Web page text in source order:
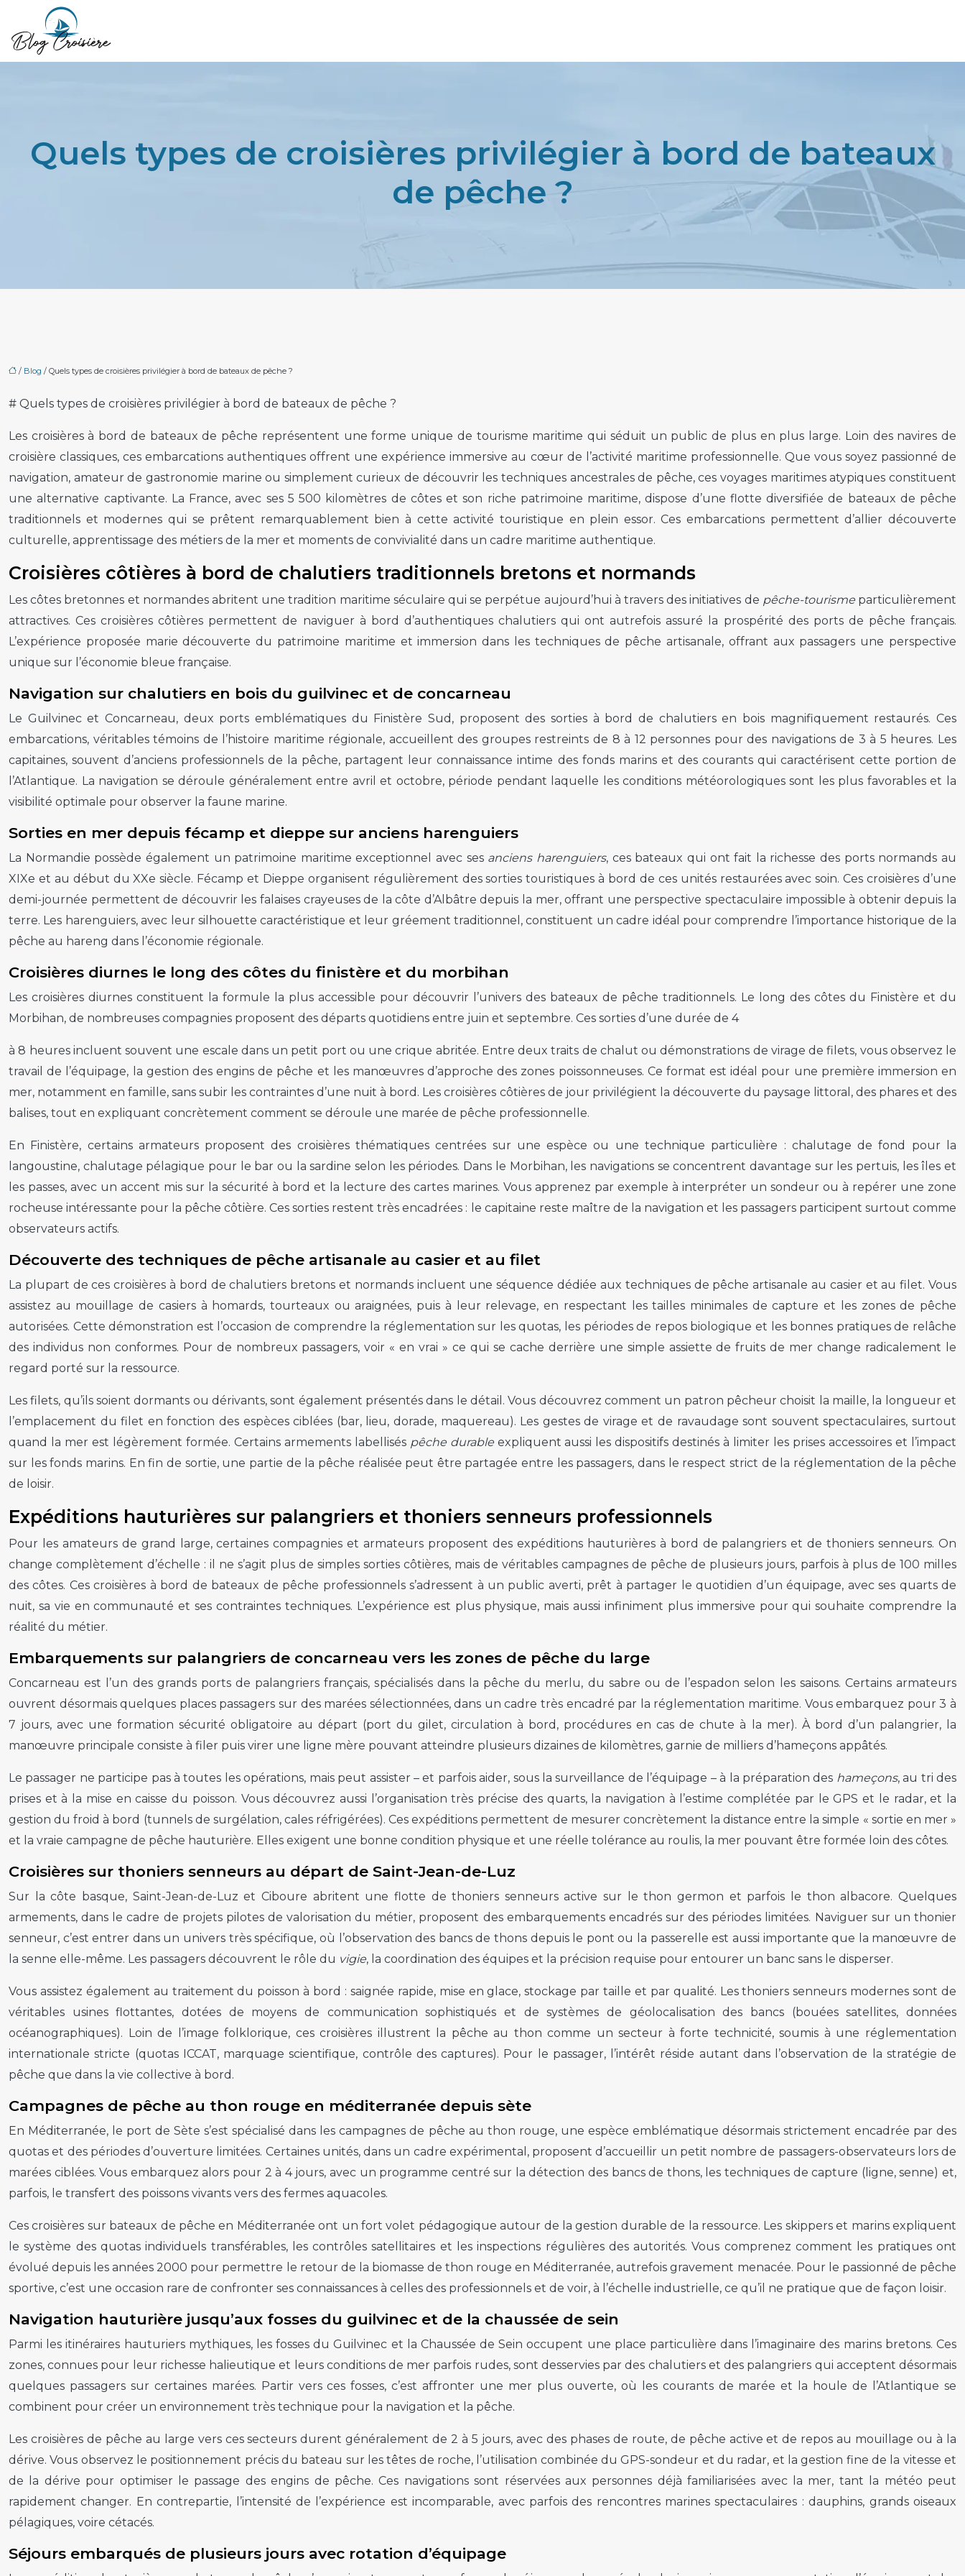
Quels types de croisières privilégier à bord de bateaux
de pêche ?
/ Blog / Quels types de croisières privilégier à bord de bateaux de pêche ?
# Quels types de croisières privilégier à bord de bateaux de pêche ?
Les croisières à bord de bateaux de pêche représentent une forme unique de tourisme maritime qui séduit un public de plus en plus large. Loin des navires de
croisière classiques, ces embarcations authentiques offrent une expérience immersive au cœur de l’activité maritime professionnelle. Que vous soyez passionné de
navigation, amateur de gastronomie marine ou simplement curieux de découvrir les techniques ancestrales de pêche, ces voyages maritimes atypiques constituent
une alternative captivante. La France, avec ses 5 500 kilomètres de côtes et son riche patrimoine maritime, dispose d’une flotte diversifiée de bateaux de pêche
traditionnels et modernes qui se prêtent remarquablement bien à cette activité touristique en plein essor. Ces embarcations permettent d’allier découverte
culturelle, apprentissage des métiers de la mer et moments de convivialité dans un cadre maritime authentique.
Croisières côtières à bord de chalutiers traditionnels bretons et normands
Les côtes bretonnes et normandes abritent une tradition maritime séculaire qui se perpétue aujourd’hui à travers des initiatives de pêche-tourismeparticulièrement
attractives. Ces croisières côtières permettent de naviguer à bord d’authentiques chalutiers qui ont autrefois assuré la prospérité des ports de pêche français.
L’expérience proposée marie découverte du patrimoine maritime et immersion dans les techniques de pêche artisanale, offrant aux passagers une perspective
unique sur l’économie bleue française.
Navigation sur chalutiers en bois du guilvinec et de concarneau
Le Guilvinec et Concarneau, deux ports emblématiques du Finistère Sud, proposent des sorties à bord de chalutiers en bois magnifiquement restaurés. Ces
embarcations, véritables témoins de l’histoire maritime régionale, accueillent des groupes restreints de 8 à 12 personnes pour des navigations de 3 à 5 heures. Les
capitaines, souvent d’anciens professionnels de la pêche, partagent leur connaissance intime des fonds marins et des courants qui caractérisent cette portion de
l’Atlantique. La navigation se déroule généralement entre avril et octobre, période pendant laquelle les conditions météorologiques sont les plus favorables et la
visibilité optimale pour observer la faune marine.
Sorties en mer depuis fécamp et dieppe sur anciens harenguiers
La Normandie possède également un patrimoine maritime exceptionnel avec ses anciens harenguiers, ces bateaux qui ont fait la richesse des ports normands au
XIXe et au début du XXe siècle. Fécamp et Dieppe organisent régulièrement des sorties touristiques à bord de ces unités restaurées avec soin. Ces croisières d’une
demi-journée permettent de découvrir les falaises crayeuses de la côte d’Albâtre depuis la mer, offrant une perspective spectaculaire impossible à obtenir depuis la
terre. Les harenguiers, avec leur silhouette caractéristique et leur gréement traditionnel, constituent un cadre idéal pour comprendre l’importance historique de la
pêche au hareng dans l’économie régionale.
Croisières diurnes le long des côtes du finistère et du morbihan
Les croisières diurnes constituent la formule la plus accessible pour découvrir l’univers des bateaux de pêche traditionnels. Le long des côtes du Finistère et du
Morbihan, de nombreuses compagnies proposent des départs quotidiens entre juin et septembre. Ces sorties d’une durée de 4
à 8 heures incluent souvent une escale dans un petit port ou une crique abritée. Entre deux traits de chalut ou démonstrations de virage de filets, vous observez le
travail de l’équipage, la gestion des engins de pêche et les manœuvres d’approche des zones poissonneuses. Ce format est idéal pour une première immersion en
mer, notamment en famille, sans subir les contraintes d’une nuit à bord. Les croisières côtières de jour privilégient la découverte du paysage littoral, des phares et des
balises, tout en expliquant concrètement comment se déroule une marée de pêche professionnelle.
En Finistère, certains armateurs proposent des croisières thématiques centrées sur une espèce ou une technique particulière : chalutage de fond pour la
langoustine, chalutage pélagique pour le bar ou la sardine selon les périodes. Dans le Morbihan, les navigations se concentrent davantage sur les pertuis, les îles et
les passes, avec un accent mis sur la sécurité à bord et la lecture des cartes marines. Vous apprenez par exemple à interpréter un sondeur ou à repérer une zone
rocheuse intéressante pour la pêche côtière. Ces sorties restent très encadrées : le capitaine reste maître de la navigation et les passagers participent surtout comme
observateurs actifs.
Découverte des techniques de pêche artisanale au casier et au filet
La plupart de ces croisières à bord de chalutiers bretons et normands incluent une séquence dédiée aux techniques de pêche artisanale au casier et au filet. Vous
assistez au mouillage de casiers à homards, tourteaux ou araignées, puis à leur relevage, en respectant les tailles minimales de capture et les zones de pêche
autorisées. Cette démonstration est l’occasion de comprendre la réglementation sur les quotas, les périodes de repos biologique et les bonnes pratiques de relâche
des individus non conformes. Pour de nombreux passagers, voir « en vrai » ce qui se cache derrière une simple assiette de fruits de mer change radicalement le
regard porté sur la ressource.
Les filets, qu’ils soient dormants ou dérivants, sont également présentés dans le détail. Vous découvrez comment un patron pêcheur choisit la maille, la longueur et
l’emplacement du filet en fonction des espèces ciblées (bar, lieu, dorade, maquereau). Les gestes de virage et de ravaudage sont souvent spectaculaires, surtout
quand la mer est légèrement formée. Certains armements labellisés pêche durableexpliquent aussi les dispositifs destinés à limiter les prises accessoires et l’impact
sur les fonds marins. En fin de sortie, une partie de la pêche réalisée peut être partagée entre les passagers, dans le respect strict de la réglementation de la pêche
de loisir.
Expéditions hauturières sur palangriers et thoniers senneurs professionnels
Pour les amateurs de grand large, certaines compagnies et armateurs proposent des expéditions hauturières à bord de palangriers et de thoniers senneurs. On
change complètement d’échelle : il ne s’agit plus de simples sorties côtières, mais de véritables campagnes de pêche de plusieurs jours, parfois à plus de 100 milles
des côtes. Ces croisières à bord de bateaux de pêche professionnels s’adressent à un public averti, prêt à partager le quotidien d’un équipage, avec ses quarts de
nuit, sa vie en communauté et ses contraintes techniques. L’expérience est plus physique, mais aussi infiniment plus immersive pour qui souhaite comprendre la
réalité du métier.
Embarquements sur palangriers de concarneau vers les zones de pêche du large
Concarneau est l’un des grands ports de palangriers français, spécialisés dans la pêche du merlu, du sabre ou de l’espadon selon les saisons. Certains armateurs
ouvrent désormais quelques places passagers sur des marées sélectionnées, dans un cadre très encadré par la réglementation maritime. Vous embarquez pour 3 à
7 jours, avec une formation sécurité obligatoire au départ (port du gilet, circulation à bord, procédures en cas de chute à la mer). À bord d’un palangrier, la
manœuvre principale consiste à filer puis virer une ligne mère pouvant atteindre plusieurs dizaines de kilomètres, garnie de milliers d’hameçons appâtés.
Le passager ne participe pas à toutes les opérations, mais peut assister – et parfois aider, sous la surveillance de l’équipage – à la préparation des hameçons, au tri des
prises et à la mise en caisse du poisson. Vous découvrez aussi l’organisation très précise des quarts, la navigation à l’estime complétée par le GPS et le radar, et la
gestion du froid à bord (tunnels de surgélation, cales réfrigérées). Ces expéditions permettent de mesurer concrètement la distance entre la simple « sortie en mer »
et la vraie campagne de pêche hauturière. Elles exigent une bonne condition physique et une réelle tolérance au roulis, la mer pouvant être formée loin des côtes.
Croisières sur thoniers senneurs au départ de Saint-Jean-de-Luz
Sur la côte basque, Saint-Jean-de-Luz et Ciboure abritent une flotte de thoniers senneurs active sur le thon germon et parfois le thon albacore. Quelques
armements, dans le cadre de projets pilotes de valorisation du métier, proposent des embarquements encadrés sur des périodes limitées. Naviguer sur un thonier
senneur, c’est entrer dans un univers très spécifique, où l’observation des bancs de thons depuis le pont ou la passerelle est aussi importante que la manœuvre de
la senne elle-même. Les passagers découvrent le rôle du vigie, la coordination des équipes et la précision requise pour entourer un banc sans le disperser.
Vous assistez également au traitement du poisson à bord : saignée rapide, mise en glace, stockage par taille et par qualité. Les thoniers senneurs modernes sont de
véritables usines flottantes, dotées de moyens de communication sophistiqués et de systèmes de géolocalisation des bancs (bouées satellites, données
océanographiques). Loin de l’image folklorique, ces croisières illustrent la pêche au thon comme un secteur à forte technicité, soumis à une réglementation
internationale stricte (quotas ICCAT, marquage scientifique, contrôle des captures). Pour le passager, l’intérêt réside autant dans l’observation de la stratégie de
pêche que dans la vie collective à bord.
Campagnes de pêche au thon rouge en méditerranée depuis sète
En Méditerranée, le port de Sète s’est spécialisé dans les campagnes de pêche au thon rouge, une espèce emblématique désormais strictement encadrée par des
quotas et des périodes d’ouverture limitées. Certaines unités, dans un cadre expérimental, proposent d’accueillir un petit nombre de passagers-observateurs lors de
marées ciblées. Vous embarquez alors pour 2 à 4 jours, avec un programme centré sur la détection des bancs de thons, les techniques de capture (ligne, senne) et,
parfois, le transfert des poissons vivants vers des fermes aquacoles.
Ces croisières sur bateaux de pêche en Méditerranée ont un fort volet pédagogique autour de la gestion durable de la ressource. Les skippers et marins expliquent
le système des quotas individuels transférables, les contrôles satellitaires et les inspections régulières des autorités. Vous comprenez comment les pratiques ont
évolué depuis les années 2000 pour permettre le retour de la biomasse de thon rouge en Méditerranée, autrefois gravement menacée. Pour le passionné de pêche
sportive, c’est une occasion rare de confronter ses connaissances à celles des professionnels et de voir, à l’échelle industrielle, ce qu’il ne pratique que de façon loisir.
Navigation hauturière jusqu’aux fosses du guilvinec et de la chaussée de sein
Parmi les itinéraires hauturiers mythiques, les fosses du Guilvinec et la Chaussée de Sein occupent une place particulière dans l’imaginaire des marins bretons. Ces
zones, connues pour leur richesse halieutique et leurs conditions de mer parfois rudes, sont desservies par des chalutiers et des palangriers qui acceptent désormais
quelques passagers sur certaines marées. Partir vers ces fosses, c’est affronter une mer plus ouverte, où les courants de marée et la houle de l’Atlantique se
combinent pour créer un environnement très technique pour la navigation et la pêche.
Les croisières de pêche au large vers ces secteurs durent généralement de 2 à 5 jours, avec des phases de route, de pêche active et de repos au mouillage ou à la
dérive. Vous observez le positionnement précis du bateau sur les têtes de roche, l’utilisation combinée du GPS-sondeur et du radar, et la gestion fine de la vitesse et
de la dérive pour optimiser le passage des engins de pêche. Ces navigations sont réservées aux personnes déjà familiarisées avec la mer, tant la météo peut
rapidement changer. En contrepartie, l’intensité de l’expérience est incomparable, avec parfois des rencontres marines spectaculaires : dauphins, grands oiseaux
pélagiques, voire cétacés.
Séjours embarqués de plusieurs jours avec rotation d’équipage